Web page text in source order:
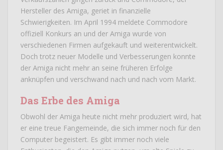
Hersteller des Amiga, geriet in finanzielle
Schwierigkeiten. Im April 1994 meldete Commodore
offiziell Konkurs an und der Amiga wurde von
verschiedenen Firmen aufgekauft und weiterentwickelt.
Doch trotz neuer Modelle und Verbesserungen konnte
der Amiga nicht mehr an seine früheren Erfolge
anknüpfen und verschwand nach und nach vom Markt.
Das Erbe des Amiga
Obwohl der Amiga heute nicht mehr produziert wird, hat
er eine treue Fangemeinde, die sich immer noch für den
Computer begeistert. Es gibt immer noch viele